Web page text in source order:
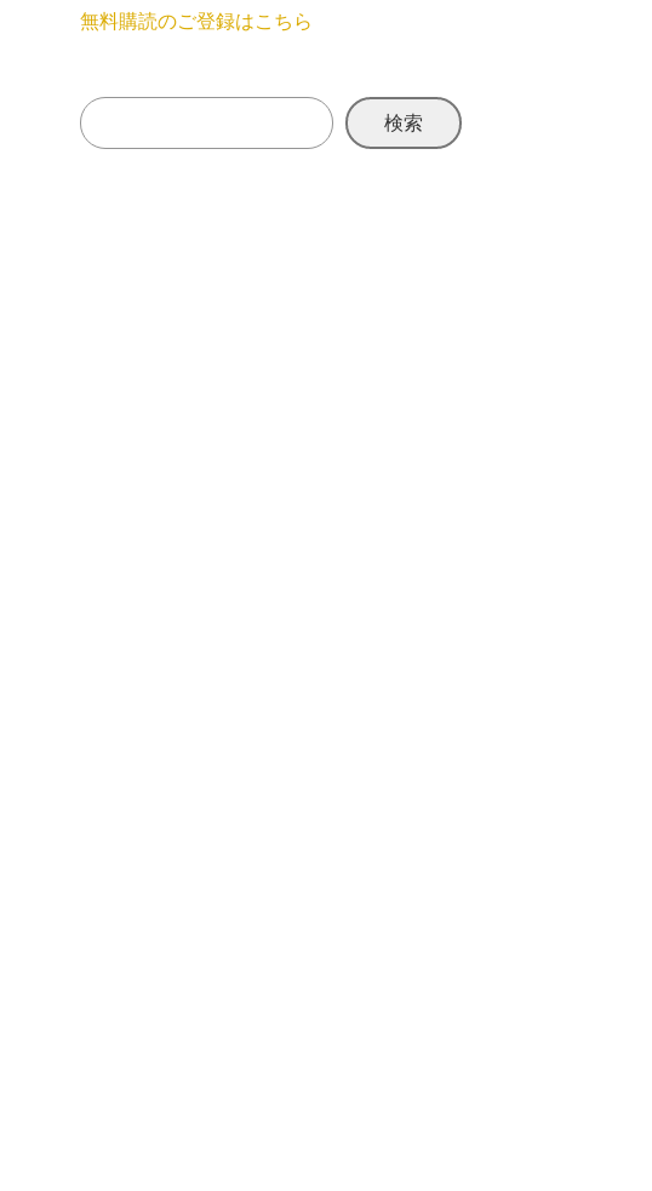
無料購読のご登録はこちら
検索